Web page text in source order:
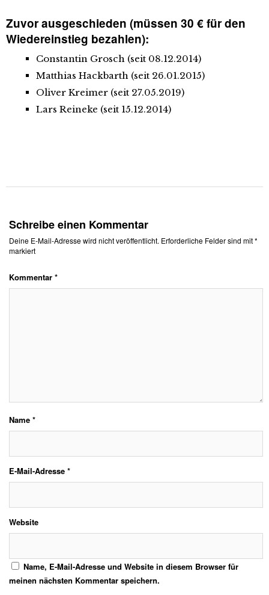
Zuvor ausgeschieden (müssen 30 € für den
Wiedereinstieg bezahlen):
Constantin Grosch (seit 08.12.2014)
Matthias Hackbarth (seit 26.01.2015)
Oliver Kreimer (seit 27.05.2019)
Lars Reineke (seit 15.12.2014)
Schreibe einen Kommentar
Deine E-Mail-Adresse wird nicht veröffentlicht. Erforderliche Felder sind mit*
markiert
Kommentar *
Name *
E-Mail-Adresse *
Website
Name, E-Mail-Adresse und Website in diesem Browser für
meinen nächsten Kommentar speichern.